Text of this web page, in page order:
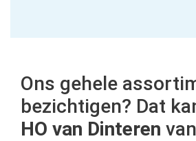
Ons gehele
bezichtigen? Dat
HO van Dinteren